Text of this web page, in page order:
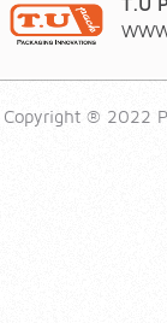
T.U
Copyright ® 2022